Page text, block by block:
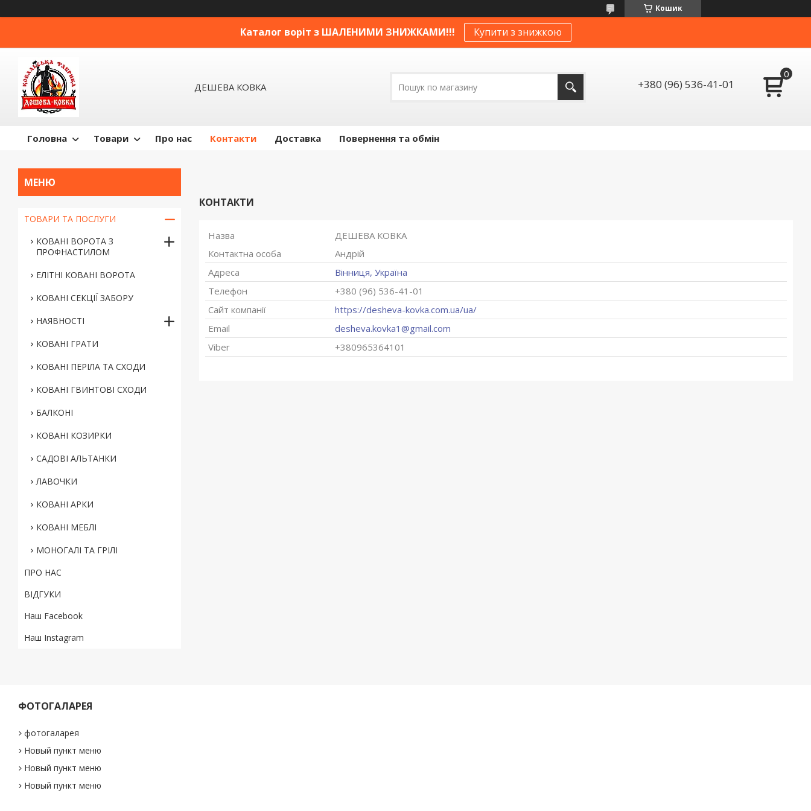
Кошик
Каталог воріт з ШАЛЕНИМИ ЗНИЖКАМИ!!! Купити з знижкою
ДЕШЕВА КОВКА +380 (96) 536-41-01
Головна Товари Про нас Контакти Доставка Повернення та обмін
КОНТАКТИ
ДЕШЕВА КОВКА
Андрій
Вінниця, Україна
+380 (96) 536-41-01
https://desheva-kovka.com.ua/ua/
desheva.kovka1@gmail.com
+380965364101
ТОВАРИ ТА ПОСЛУГИ
КОВАНІ ВОРОТА З
ПРОФНАСТИЛОМ
ЕЛІТНІ КОВАНІ ВОРОТА
КОВАНІ СЕКЦІЇ ЗАБОРУ
НАЯВНОСТІ
КОВАНІ ГРАТИ
КОВАНІ ПЕРІЛА ТА СХОДИ
КОВАНІ ГВИНТОВІ СХОДИ
БАЛКОНІ
КОВАНІ КОЗИРКИ
САДОВІ АЛЬТАНКИ
ЛАВОЧКИ
КОВАНІ АРКИ
КОВАНІ МЕБЛІ
МОНОГАЛІ ТА ГРІЛІ
ПРО НАС
ВІДГУКИ
Наш Facebook
Наш Instagram
ФОТОГАЛАРЕЯ
фотогаларея
Новый пункт меню
Новый пункт меню
Новый пункт меню